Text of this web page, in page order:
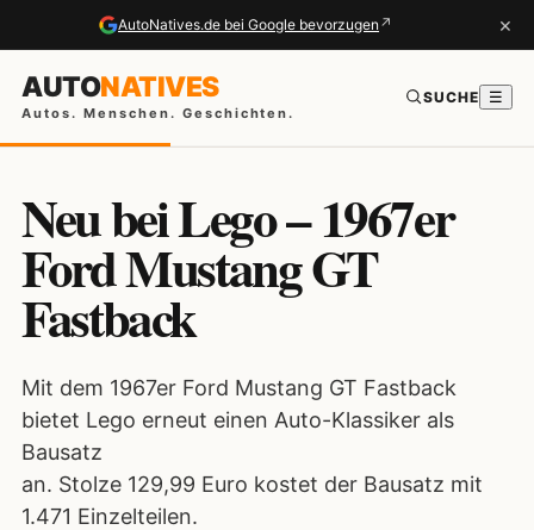
AutoNatives.de bei Google bevorzugen ↗ ×
AUTONATIVES
Autos. Menschen. Geschichten.
SUCHE ☰
Neu bei Lego – 1967er
Ford Mustang GT
Fastback
Mit dem 1967er Ford Mustang GT Fastback
bietet Lego erneut einen Auto-Klassiker als
Bausatz
an. Stolze 129,99 Euro kostet der Bausatz mit
1.471 Einzelteilen.